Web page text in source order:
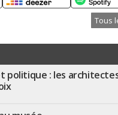
Tous
politique : les